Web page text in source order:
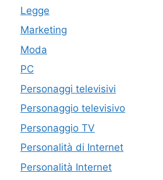
Legge
Marketing
Moda
PC
Personaggi televisivi
Personaggio televisivo
Personaggio TV
Personalità di Internet
Personalità Internet